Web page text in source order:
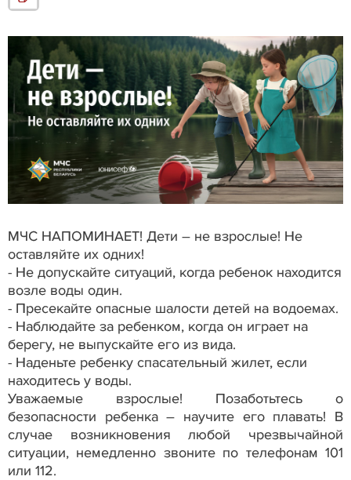
МЧС НАПОМИНАЕТ! Дети – не взрослые! Не
оставляйте их одних!
- Не допускайте ситуаций, когда ребенок находится
возле воды один.
- Пресекайте опасные шалости детей на водоемах.
- Наблюдайте за ребенком, когда он играет на
берегу, не выпускайте его из вида.
- Наденьте ребенку спасательный жилет, если
находитесь у воды.
Уважаемые взрослые! Позаботьтесь о
безопасности ребенка – научите его плавать! В
случае возникновения любой чрезвычайной
ситуации, немедленно звоните по телефонам 101
или 112.